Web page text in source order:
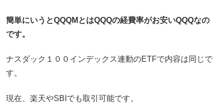
簡単にいうとQQQMとはQQQの経費率がお安いQQQなの
です。
ナスダック１００インデックス連動のETFで内容は同じで
す。
現在、楽天やSBIでも取引可能です。